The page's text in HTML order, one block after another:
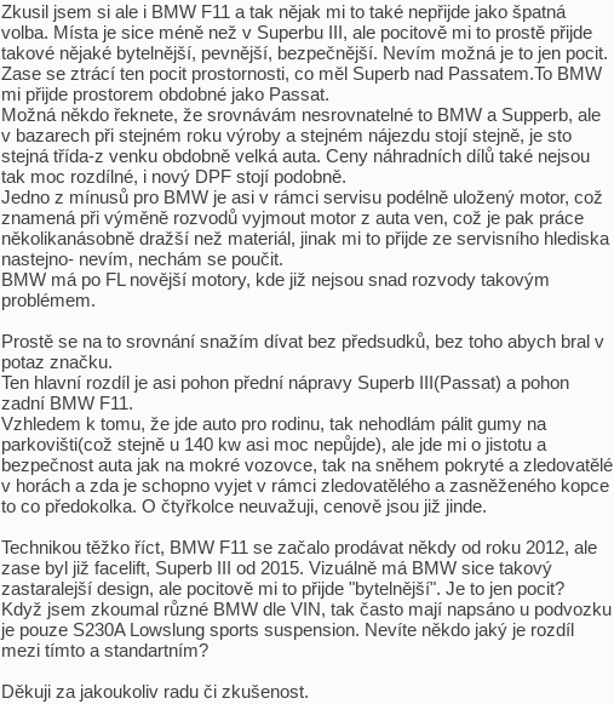
Zkusil jsem si ale i BMW F11 a tak nějak mi to také nepřijde jako špatná
volba. Místa je sice méně než v Superbu III, ale pocitově mi to prostě přijde
takové nějaké bytelnější, pevnější, bezpečnější. Nevím možná je to jen pocit.
Zase se ztrácí ten pocit prostornosti, co měl Superb nad Passatem.To BMW
mi přijde prostorem obdobné jako Passat.
Možná někdo řeknete, že srovnávám nesrovnatelné to BMW a Supperb, ale
v bazarech při stejném roku výroby a stejném nájezdu stojí stejně, je sto
stejná třída-z venku obdobně velká auta. Ceny náhradních dílů také nejsou
tak moc rozdílné, i nový DPF stojí podobně.
Jedno z mínusů pro BMW je asi v rámci servisu podélně uložený motor, což
znamená při výměně rozvodů vyjmout motor z auta ven, což je pak práce
několikanásobně dražší než materiál, jinak mi to přijde ze servisního hlediska
nastejno- nevím, nechám se poučit.
BMW má po FL novější motory, kde již nejsou snad rozvody takovým
problémem.
Prostě se na to srovnání snažím dívat bez předsudků, bez toho abych bral v
potaz značku.
Ten hlavní rozdíl je asi pohon přední nápravy Superb III(Passat) a pohon
zadní BMW F11.
Vzhledem k tomu, že jde auto pro rodinu, tak nehodlám pálit gumy na
parkovišti(což stejně u 140 kw asi moc nepůjde), ale jde mi o jistotu a
bezpečnost auta jak na mokré vozovce, tak na sněhem pokryté a zledovatělé
v horách a zda je schopno vyjet v rámci zledovatělého a zasněženého kopce
to co předokolka. O čtyřkolce neuvažuji, cenově jsou již jinde.
Technikou těžko říct, BMW F11 se začalo prodávat někdy od roku 2012, ale
zase byl již facelift, Superb III od 2015. Vizuálně má BMW sice takový
zastaralejší design, ale pocitově mi to přijde "bytelnější". Je to jen pocit?
Když jsem zkoumal různé BMW dle VIN, tak často mají napsáno u podvozku
je pouze S230A Lowslung sports suspension. Nevíte někdo jaký je rozdíl
mezi tímto a standartním?
Děkuji za jakoukoliv radu či zkušenost.